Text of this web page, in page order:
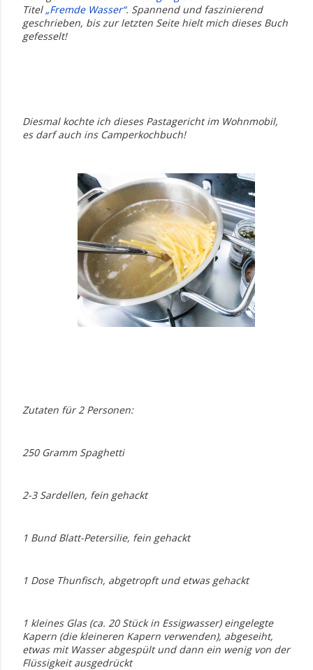
Titel „Fremde Wasser“. Spannend und faszinierend
geschrieben, bis zur letzten Seite hielt mich dieses Buch
gefesselt!
Diesmal kochte ich dieses Pastagericht im Wohnmobil,
es darf auch ins Camperkochbuch!
Zutaten für 2 Personen:
250 Gramm Spaghetti
2-3 Sardellen, fein gehackt
1 Bund Blatt-Petersilie, fein gehackt
1 Dose Thunfisch, abgetropft und etwas gehackt
1 kleines Glas (ca. 20 Stück in Essigwasser) eingelegte
Kapern (die kleineren Kapern verwenden), abgeseiht,
etwas mit Wasser abgespült und dann ein wenig von der
Flüssigkeit ausgedrückt